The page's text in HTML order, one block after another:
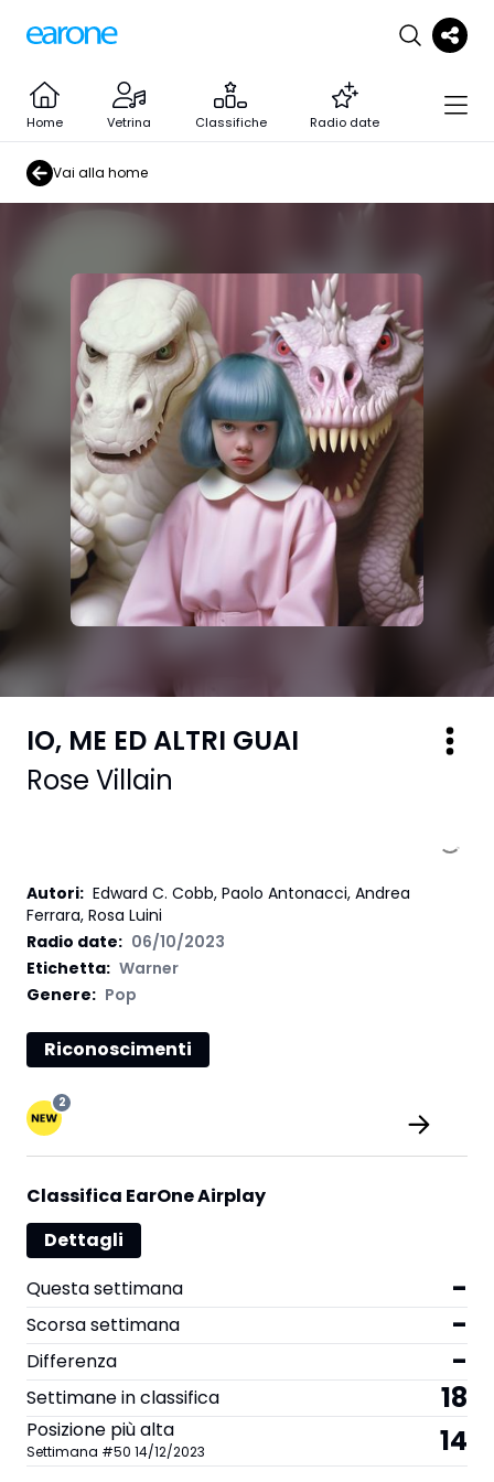
Home Vetrina Classifiche Radio date
Vai alla home
IO, ME ED ALTRI GUAI
Rose Villain
Autori: Edward C. Cobb, Paolo Antonacci, Andrea
Ferrara, Rosa Luini
Radio date: 06/10/2023
Etichetta: Warner
Genere: Pop
Riconoscimenti
2
Classifica EarOne Airplay
Dettagli
Questa settimana
-
Scorsa settimana -
Differenza -
Settimane in classifica 18
Posizione più alta
Settimana #50 14/12/2023 14